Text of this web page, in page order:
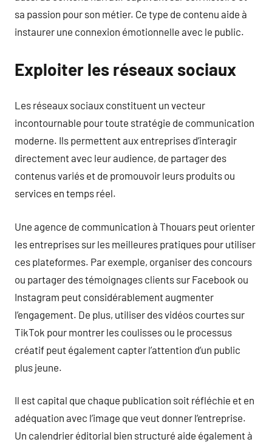
sa passion pour son métier. Ce type de contenu aide à
instaurer une connexion émotionnelle avec le public.
Exploiter les réseaux sociaux
Les réseaux sociaux constituent un vecteur
incontournable pour toute stratégie de communication
moderne. Ils permettent aux entreprises d’interagir
directement avec leur audience, de partager des
contenus variés et de promouvoir leurs produits ou
services en temps réel.
Une agence de communication à Thouars peut orienter
les entreprises sur les meilleures pratiques pour utiliser
ces plateformes. Par exemple, organiser des concours
ou partager des témoignages clients sur Facebook ou
Instagram peut considérablement augmenter
l’engagement. De plus, utiliser des vidéos courtes sur
TikTok pour montrer les coulisses ou le processus
créatif peut également capter l’attention d’un public
plus jeune.
Il est capital que chaque publication soit réfléchie et en
adéquation avec l’image que veut donner l’entreprise.
Un calendrier éditorial bien structuré aide également à